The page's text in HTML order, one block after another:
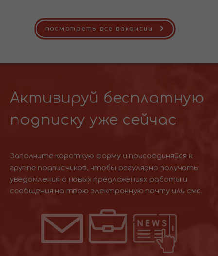
посмотреть все вакансии
Активируй бесплатную
подписку уже сейчас
Заполните короткую форму и присоединяйся к
группе подписчиков, чтобы регулярно получать
уведомления о новых предложениях работы и
сообщения на твою электронную почту или смс.